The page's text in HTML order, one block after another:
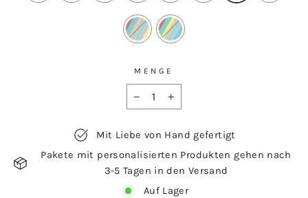
MENGE
Mit Liebe von Hand gefertigt
Pakete mit personalisierten Produkten gehen nach
3-5 Tagen in den Versand
Auf Lager